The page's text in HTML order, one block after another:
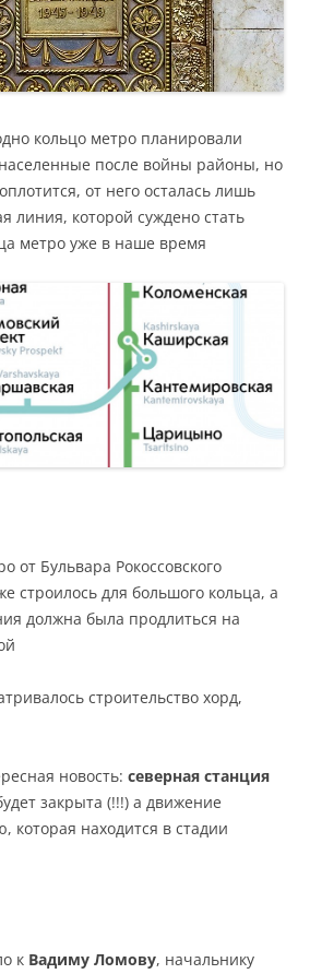
кольцо метро планировали
после войны районы, но
от него осталась лишь
линия, которой суждено стать
метро уже в наше время
от Бульвара Рокоссовского
строилось для большого кольца, а
должна была продлиться на
строительство хорд,
новость: северная станция
закрыта (!!!) а движение
которая находится в стадии
к Вадиму Ломову, начальнику